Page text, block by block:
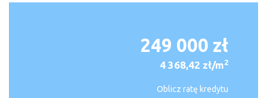
249 000 zł
4 368,42 zł/m2
Oblicz ratę kredytu